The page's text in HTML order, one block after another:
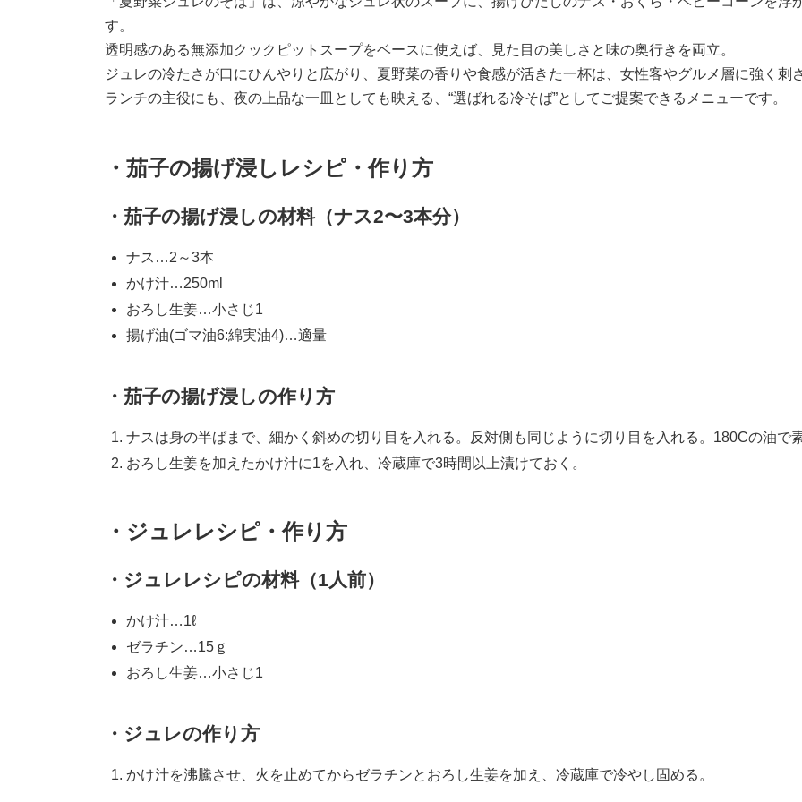
す。
透明感のある無添加クックピットスープをベースに使えば、見た目の美しさと味の奥行きを両立。
ジュレの冷たさが口にひんやりと広がり、夏野菜の香りや食感が活きた一杯は、女性客やグルメ層に強く刺
ランチの主役にも、夜の上品な一皿としても映える、“選ばれる冷そば”としてご提案できるメニューです。
・茄子の揚げ浸しレシピ・作り方
・茄子の揚げ浸しの材料（ナス2〜3本分）
ナス…2～3本
かけ汁…250ml
おろし生姜…小さじ1
揚げ油(ゴマ油6:綿実油4)…適量
・茄子の揚げ浸しの作り方
ナスは身の半ばまで、細かく斜めの切り目を入れる。反対側も同じように切り目を入れる。180Cの油で
おろし生姜を加えたかけ汁に1を入れ、冷蔵庫で3時間以上漬けておく。
・ジュレレシピ・作り方
・ジュレレシピの材料（1人前）
かけ汁…1ℓ
ゼラチン…15ｇ
おろし生姜…小さじ1
・ジュレの作り方
かけ汁を沸騰させ、火を止めてからゼラチンとおろし生姜を加え、冷蔵庫で冷やし固める。